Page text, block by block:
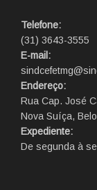
Telefone:
(31) 3643-3555
E-mail:
Endereço:
Rua Cap. José
Nova Suíça,
Expediente:
De segunda à